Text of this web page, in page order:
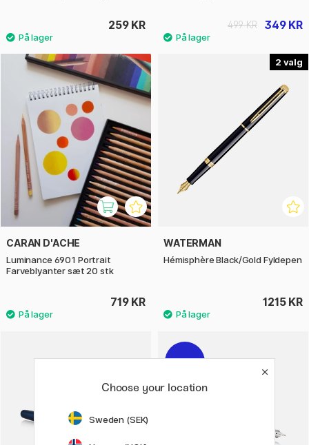
259 KR 349 KR
499 KR
CARAN D'ACHE
Luminance 6901 Portrait
Farveblyanter sæt 20 stk
719 KR
2
WATERMAN
Hémisphère Black/Gold Fyldepen
1215 KR
20%
Choose your location
Sweden (SEK)